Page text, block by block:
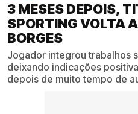
3 MESES DEPOIS,
SPORTING VOLTA
BORGES
Jogador integrou trabalhos
deixando indicações
depois de muito tempo de